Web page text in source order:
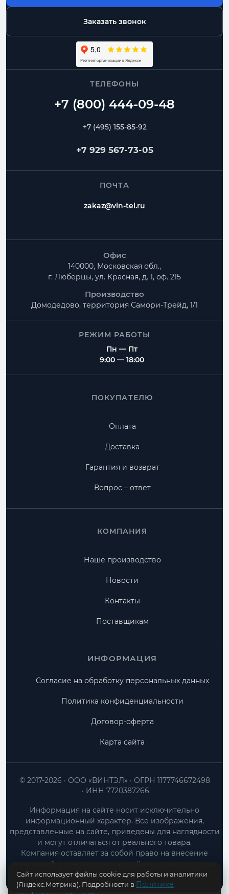
Заказать звонок
ТЕЛЕФОНЫ
+7 (495) 155-85-92
+7 929 567-73-05
ПОЧТА
zakaz@vin-tel.ru
Офис
140000, Московская обл.,
г. Люберцы, ул. Красная, д. 1, оф. 215
Производство
Домодедово, территория Самори-Трейд, 1/1
РЕЖИМ РАБОТЫ
Пн — Пт
9:00 — 18:00
ПОКУПАТЕЛЮ
Оплата
Доставка
Гарантия и возврат
Вопрос – ответ
КОМПАНИЯ
Наше производство
Новости
Контакты
Поставщикам
ИНФОРМАЦИЯ
Согласие на обработку персональных данных
Политика конфиденциальности
Договор-оферта
Карта сайта
ООО «ВИНТЭЛ»
ОГРН 1177746672498
ИНН 7720387266
© 2017-2026
Информация на сайте носит исключительно
информационный характер. Все изображения,
представленные на сайте, приведены для наглядности
и могут отличаться от реального товара.
Компания оставляет за собой право на внесение
изменений в конструкцию, дизайн и характеристики
товара без предварительного уведомления.
Сайт использует файлы cookie для работы и аналитики
(Яндекс.Метрика). Подробности в Политике